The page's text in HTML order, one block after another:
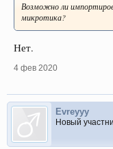
Возможно ли
микротика?
Нет.
4 фев 2020
Evreyyy
Новый